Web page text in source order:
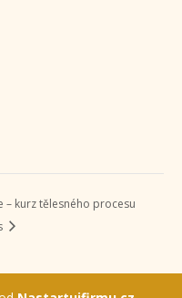
– kurz tělesného procesu